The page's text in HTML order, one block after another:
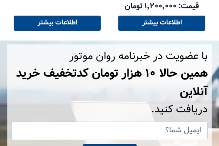
قیمت: ۱٬۲۰۰٬۰۰۰ تومان
اطلاعات بیشتر اطلاعات بیشتر
با عضویت در خبرنامه روان موتور
همین حالا ۱۰ هزار تومان کد‌تخفیف خرید
آنلاین
دریافت کنید.